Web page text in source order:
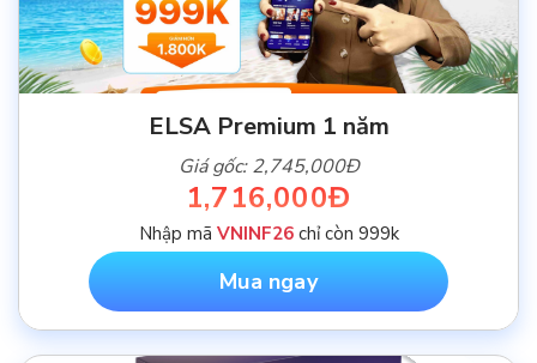
ELSA Premium 1 năm
Giá gốc: 2,745,000Đ
1,716,000Đ
Nhập mã VNINF26chỉ còn 999k
Mua ngay